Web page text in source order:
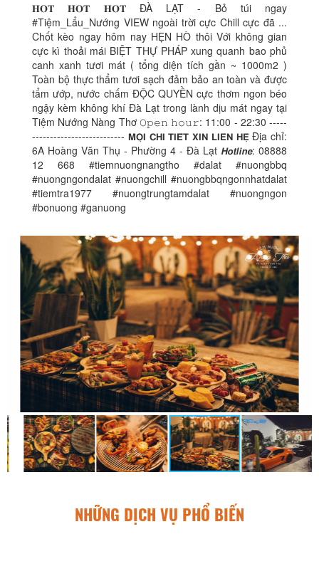
𝐇𝐎𝐓 𝐇𝐎𝐓 𝐇𝐎𝐓 ĐÀ LẠT - Bỏ túi ngay
#Tiệm_Lẩu_Nướng VIEW ngoài trời cực Chill cực đã ...
Chốt kèo ngay hôm nay HẸN HÒ thôi Với không gian
cực kì thoải mái BIỆT THỰ PHÁP xung quanh bao phủ
canh xanh tươi mát ( tổng diện tích gần ~ 1000m2 )
Toàn bộ thực thẩm tươi sạch đảm bảo an toàn và được
tẩm ướp, nước chấm ĐỘC QUYỀN cực thơm ngon béo
ngậy kèm không khí Đà Lạt trong lành dịu mát ngay tại
Tiệm Nướng Nàng Thơ 𝙾𝚙𝚎𝚗 𝚑𝚘𝚞𝚛: 11:00 - 22:30 -----
-------------------------- 𝗠𝗢̣𝗜 𝗖𝗛𝗜 𝗧𝗜𝗘̂́𝗧 𝗫𝗜𝗡 𝗟𝗜𝗘̂𝗡 𝗛𝗘̣̂ Địa chỉ:
6A Hoàng Văn Thụ - Phường 4 - Đà Lạt 𝙃𝙤𝙩𝙡𝙞𝙣𝙚: 08888
12 668 #tiemnuongnangtho #dalat #nuongbbq
#nuongngondalat #nuongchill #nuongbbqngonnhatdalat
#tiemtra1977 #nuongtrungtamdalat #nuongngon
#bonuong #ganuong
NHỮNG DỊCH VỤ PHỔ BIẾN